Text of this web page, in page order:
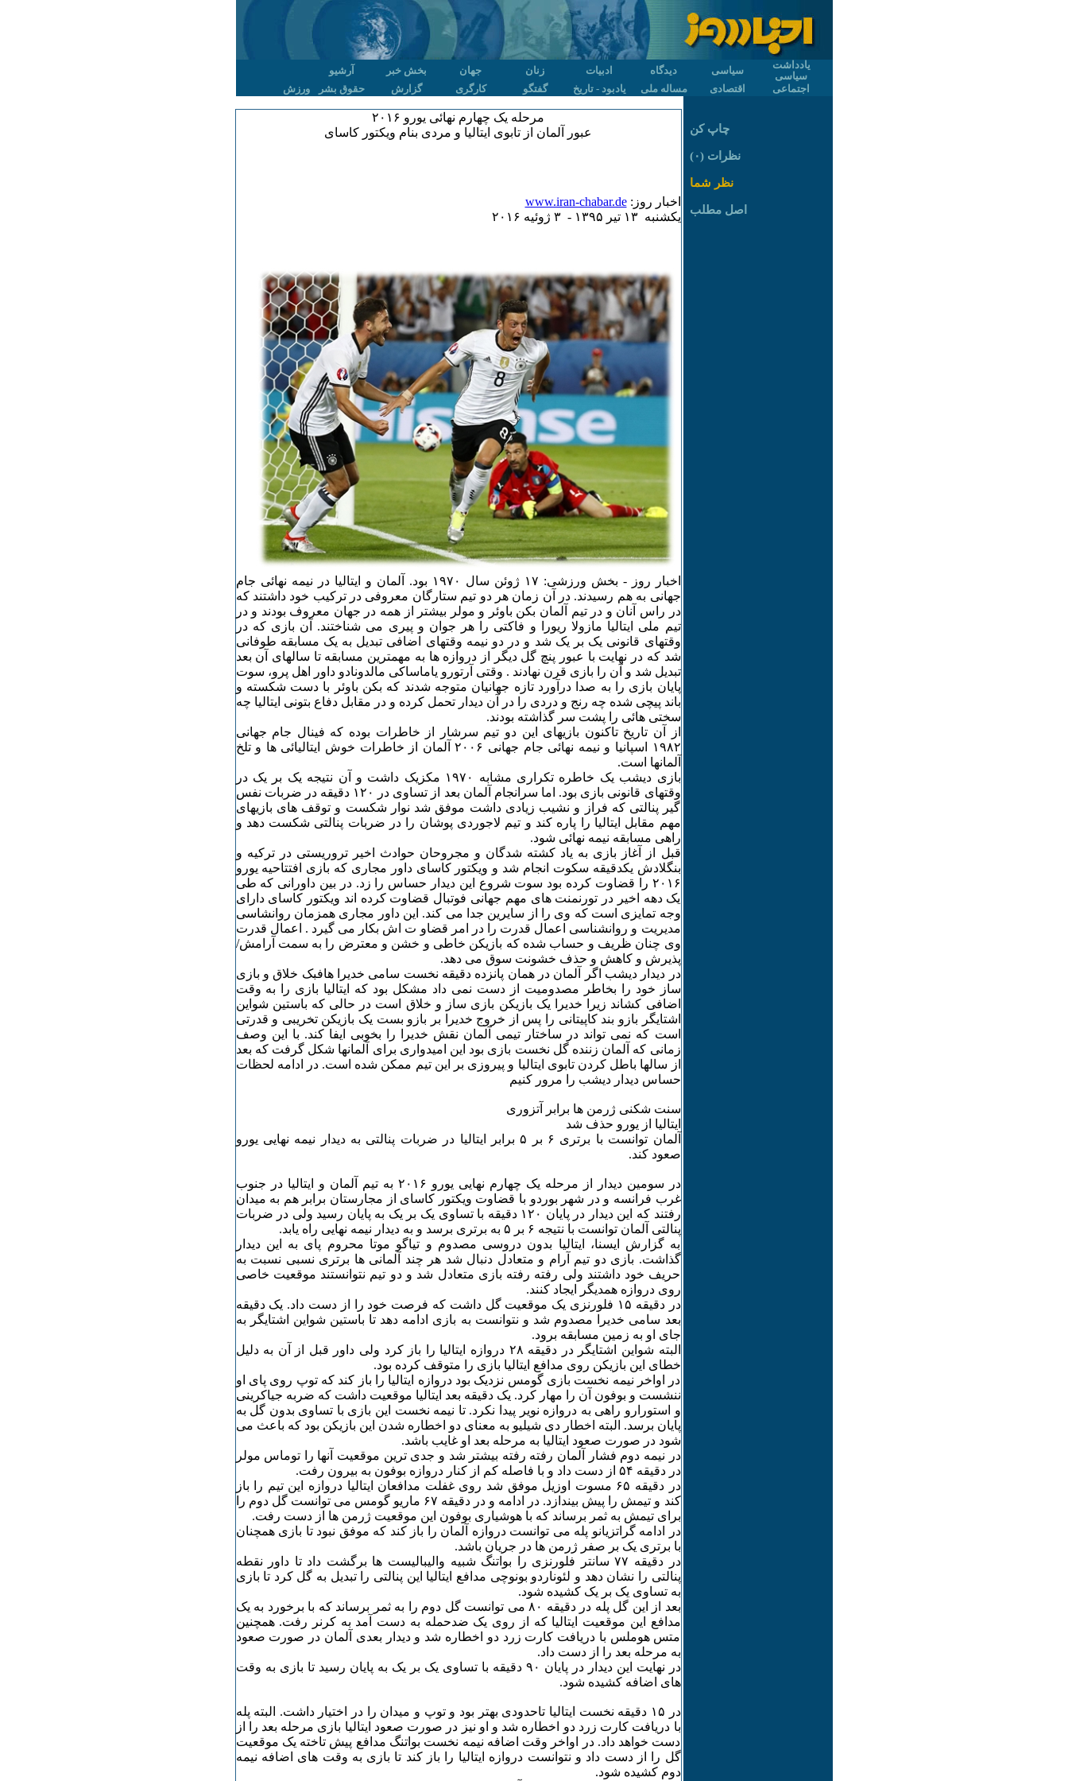
یادداشت
سیاسی
سیاسی دیدگاه ادبیات زنان جهان بخش خبر
آرشیو
اجتماعی
اقتصادی مساله ملی یادبود - تاریخ گفتگو کارگری گزارش حقوق بشر ورزش
مرحله یک چهارم نهائی یورو ۲۰۱۶
عبور آلمان از تابوی ایتالیا و مردی بنام ویکتور کاسای
اخبار روز:www.iran-chabar.de
يکشنبه ۱٣ تير ۱٣۹۵ - ٣ ژوئيه ۲۰۱۶
اخبار روز - بخش ورزشی: ۱۷ ژوئن سال ۱۹۷۰ بود. آلمان و ایتالیا در نیمه نهائی جام
جهانی به هم رسیدند. در آن زمان هر دو تیم ستارگان معروفی در ترکیب خود داشتند که
در راس آنان و در تیم آلمان بکن باوئر و مولر بیشتر از همه در جهان معروف بودند و در
تیم ملی ایتالیا مازولا ریورا و فاکتی را هر جوان و پیری می شناختند. آن بازی که در
وقتهای قانونی یک بر یک شد و در دو نیمه وقتهای اضافی تبدیل به یک مسابقه طوفانی
شد که در نهایت با عبور پنچ گل دیگر از دروازه ها به مهمترین مسابقه تا سالهای آن بعد
تبدیل شد و آن را بازی قرن نهادند . وقتی آرتورو یاماساکی مالدونادو داور اهل پرو، سوت
پایان بازی را به صدا درآورد تازه جهانیان متوجه شدند که بکن باوئر با دست شکسته و
باند پیچی شده چه رنج و دردی را در آن دیدار تحمل کرده و در مقابل دفاع بتونی ایتالیا چه
سختی هائی را پشت سر گذاشته بودند.
از آن تاریخ تاکنون بازیهای این دو تیم سرشار از خاطرات بوده که فینال جام جهانی
۱۹٨۲ اسپانیا و نیمه نهائی جام جهانی ۲۰۰۶ آلمان از خاطرات خوش ایتالیائی ها و تلخ
آلمانها است.
بازی دیشب یک خاطره تکراری مشابه ۱۹۷۰ مکزیک داشت و آن نتیجه یک بر یک در
وقتهای قانونی بازی بود. اما سرانجام آلمان بعد از تساوی در ۱۲۰ دقیقه در ضربات نفس
گیر پنالتی که فراز و نشیب زیادی داشت موفق شد نوار شکست و توقف های بازیهای
مهم مقابل ایتالیا را پاره کند و تیم لاجوردی پوشان را در ضربات پنالتی شکست دهد و
راهی مسابقه نیمه نهائی شود.
قبل از آغاز بازی به یاد کشته شدگان و مجروحان حوادث اخیر تروریستی در ترکیه و
بنگلادش یکدقیقه سکوت انجام شد و ویکتور کاسای داور مجاری که بازی افتتاحیه یورو
۲۰۱۶ را قضاوت کرده بود سوت شروع این دیدار حساس را زد. در بین داورانی که طی
یک دهه اخیر در تورنمنت های مهم جهانی فوتبال قضاوت کرده اند ویکتور کاسای دارای
وجه تمایزی است که وی را از سایرین جدا می کند. این داور مجاری همزمان روانشاسی
مدیریت و روانشناسی اعمال قدرت را در امر قضاو ت اش بکار می گیرد . اعمال قدرت
وی چنان ظریف و حساب شده که بازیکن خاطی و خشن و معترض را به سمت آرامش/
پذیرش و کاهش و حذف خشونت سوق می دهد.
در دیدار دیشب اگر آلمان در همان پانزده دقیقه نخست سامی خدیرا هافبک خلاق و بازی
ساز خود را بخاطر مصدومیت از دست نمی داد مشکل بود که ایتالیا بازی را به وقت
اضافی کشاند زیرا خدیرا یک بازیکن بازی ساز و خلاق است در حالی که باستین شواین
اشتایگر بازو بند کاپیتانی را پس از خروج خدیرا بر بازو بست یک بازیکن تخریبی و قدرتی
است که نمی تواند در ساختار تیمی آلمان نقش خدیرا را بخوبی ایفا کند. با این وصف
زمانی که آلمان زننده گل نخست بازی بود این امیدواری برای آلمانها شکل گرفت که بعد
از سالها باطل کردن تابوی ایتالیا و پیروزی بر این تیم ممکن شده است. در ادامه لحظات
حساس دیدار دیشب را مرور کنیم
سنت شکنی ژرمن ها برابر آتزوری
ایتالیا از یورو حذف شد
آلمان توانست با برتری ۶ بر ۵ برابر ایتالیا در ضربات پنالتی به دیدار نیمه نهایی یورو
صعود کند.
در سومین دیدار از مرحله یک چهارم نهایی یورو ۲۰۱۶ به تیم آلمان و ایتالیا در جنوب
غرب فرانسه و در شهر بوردو با قضاوت ویکتور کاسای از مجارستان برابر هم به میدان
رفتند که این دیدار در پایان ۱۲۰ دقیقه با تساوی یک بر یک به پایان رسید ولی در ضربات
پنالتی آلمان توانست با نتیجه ۶ بر ۵ به برتری برسد و به دیدار نیمه نهایی راه یابد.
به گزارش ایسنا، ایتالیا بدون دروسی مصدوم و تیاگو موتا محروم پای به این دیدار
گذاشت. بازی دو تیم آرام و متعادل دنبال شد هر چند آلمانی ها برتری نسبی نسبت به
حریف خود داشتند ولی رفته رفته بازی متعادل شد و دو تیم نتوانستند موقعیت خاصی
روی دروازه همدیگر ایجاد کنند.
در دقیقه ۱۵ فلورنزی یک موقعیت گل داشت که فرصت خود را از دست داد. یک دقیقه
بعد سامی خدیرا مصدوم شد و نتوانست به بازی ادامه دهد تا باستین شواین اشتایگر به
جای او به زمین مسابقه برود.
البته شواین اشتایگر در دقیقه ۲۸ دروازه ایتالیا را باز کرد ولی داور قبل از آن به دلیل
خطای این بازیکن روی مدافع ایتالیا بازی را متوقف کرده بود.
در اواخر نیمه نخست بازی گومس نزدیک بود دروازه ایتالیا را باز کند که توپ روی پای او
ننشست و بوفون آن را مهار کرد. یک دقیقه بعد ایتالیا موقعیت داشت که ضربه جیاکرینی
و استورارو راهی به دروازه نویر پیدا نکرد. تا نیمه نخست این بازی با تساوی بدون گل به
پایان برسد. البته اخطار دی شیلیو به معنای دو اخطاره شدن این بازیکن بود که باعث می
شود در صورت صعود ایتالیا به مرحله بعد او غایب باشد.
در نیمه دوم فشار آلمان رفته رفته بیشتر شد و جدی ترین موقعیت آنها را توماس مولر
در دقیقه ۵۴ از دست داد و با فاصله کم از کنار دروازه بوفون به بیرون رفت.
در دقیقه ۶۵ مسوت اوزیل موفق شد روی غفلت مدافعان ایتالیا دروازه این تیم را باز
کند و تیمش را پیش بیندازد. در ادامه و در دقیقه ۶۷ ماریو گومس می توانست گل دوم را
برای تیمش به ثمر برساند که با هوشیاری بوفون این موقعیت ژرمن ها از دست رفت.
در ادامه گراتزیانو پله می توانست دروازه آلمان را باز کند که موفق نبود تا بازی همچنان
با برتری یک بر صفر ژرمن ها در جریان باشد.
در دقیقه ۷۷ سانتر فلورنزی را بواتنگ شبیه والیبالیست ها برگشت داد تا داور نقطه
پنالتی را نشان دهد و لئوناردو بونوچی مدافع ایتالیا این پنالتی را تبدیل به گل کرد تا بازی
به تساوی یک بر یک کشیده شود.
بعد از این گل پله در دقیقه ۸۰ می توانست گل دوم را به ثمر برساند که با برخورد به یک
مدافع این موقعیت ایتالیا که از روی یک ضدحمله به دست آمد به کرنر رفت. همچنین
متس هوملس با دریافت کارت زرد دو اخطاره شد و دیدار بعدی آلمان در صورت صعود
به مرحله بعد را از دست داد.
در نهایت این دیدار در پایان ۹۰ دقیقه با تساوی یک بر یک به پایان رسید تا بازی به وقت
های اضافه کشیده شود.
در ۱۵ دقیقه نخست ایتالیا تاحدودی بهتر بود و توپ و میدان را در اختیار داشت. البته پله
با دریافت کارت زرد دو اخطاره شد و او نیز در صورت صعود ایتالیا بازی مرحله بعد را از
دست خواهد داد. در اواخر وقت اضافه نیمه نخست بواتنگ مدافع پیش تاخته یک موقعیت
گل را از دست داد و نتوانست دروازه ایتالیا را باز کند تا بازی به وقت های اضافه نیمه
دوم کشیده شود.
چاپ کن
نظرات (۰)
نظر شما
اصل مطلب